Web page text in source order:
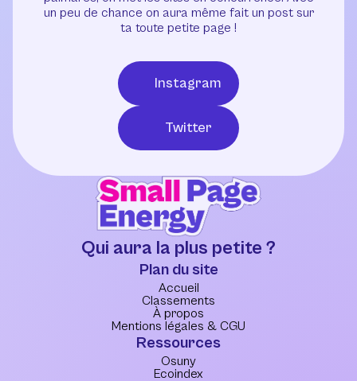
un peu de chance on aura même fait un post sur
ta toute petite page !
Instagram
Twitter
Qui aura la plus petite ?
Plan du site
Accueil
Classements
À propos
Mentions légales & CGU
Ressources
Osuny
Ecoindex